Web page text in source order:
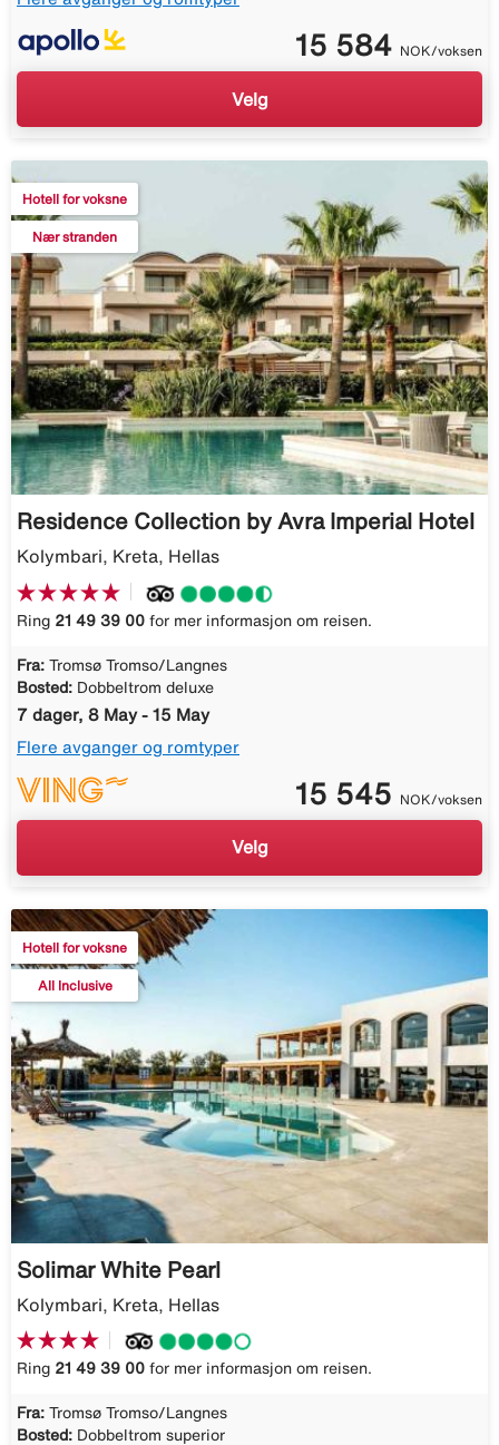
15 584 NOK/voksen
Velg
Hotell for voksne
Nær stranden
Residence Collection by Avra Imperial Hotel
Kolymbari, Kreta, Hellas
Ring 21 49 39 00 for mer informasjon om reisen.
Fra: Tromsø Tromso/Langnes
Bosted: Dobbeltrom deluxe
7 dager, 8 May - 15 May
Flere avganger og romtyper
15 545 NOK/voksen
Velg
Hotell for voksne
All Inclusive
Solimar White Pearl
Kolymbari, Kreta, Hellas
Ring 21 49 39 00 for mer informasjon om reisen.
Fra: Tromsø Tromso/Langnes
Bosted: Dobbeltrom superior